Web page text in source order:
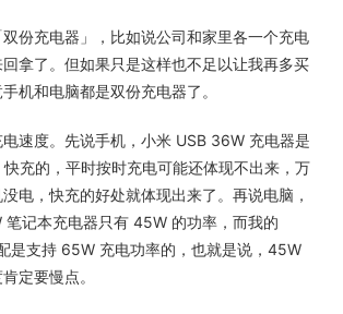
份充电器」，比如说公司和家里各一个充电
拿了。但如果只是这样也不足以让我再多买
机和电脑都是双份充电器了。
速度。先说手机，小米 USB 36W 充电器是
充的，平时按时充电可能还体现不出来，万
电，快充的好处就体现出来了。再说电脑，
记本充电器只有 45W 的功率，而我的
是支持 65W 充电功率的，也就是说，45W
定要慢点。